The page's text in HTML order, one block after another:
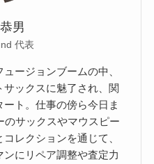
男
代表
ージョンブームの中、
ックスに魅了され、関
ト。仕事の傍ら今日ま
のサックスやマウスピー
レクションを通じて、
にリペア調整や査定力